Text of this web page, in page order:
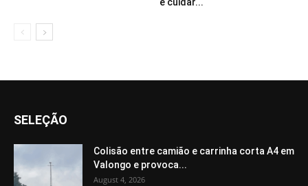
SELEÇÃO
Colisão entre camião e carrinha corta A4 em
Valongo e provoca...
August 4, 2026